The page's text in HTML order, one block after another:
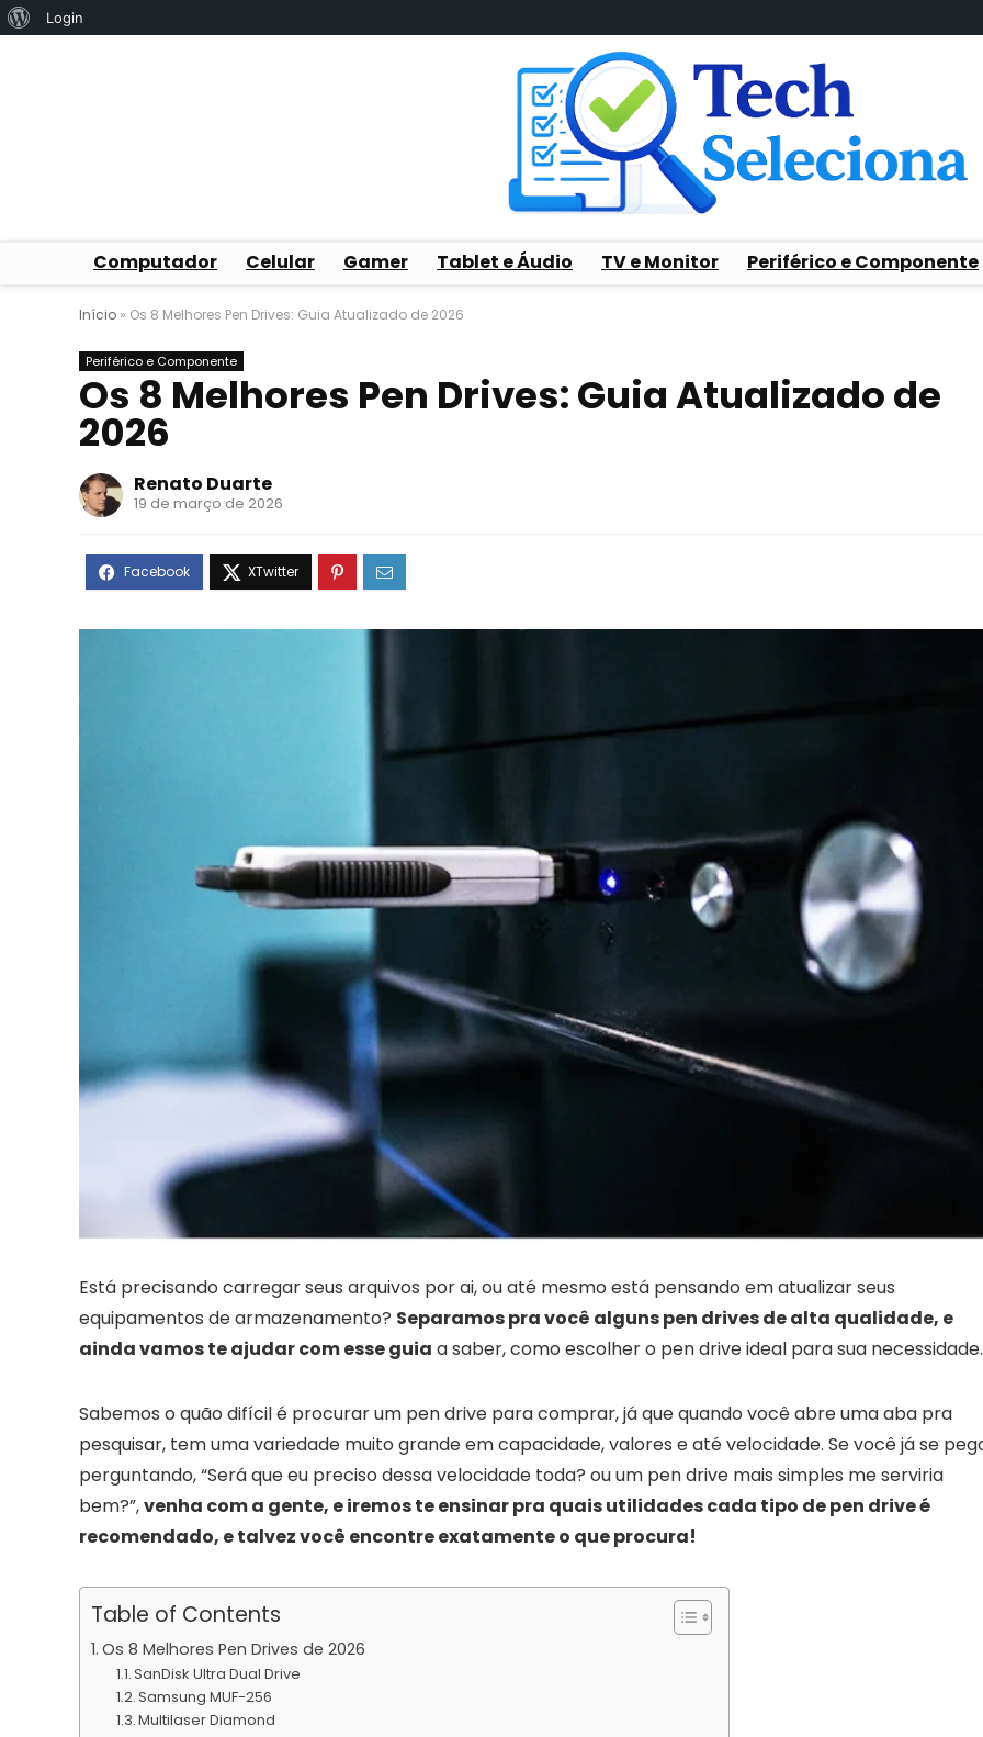
Sobre
Login
Computador Celular Gamer Tablet e Áudio TV e Monitor Periférico e Componente
Início » Os 8 Melhores Pen Drives: Guia Atualizado de 2026
Periférico e Componente
Os 8 Melhores Pen Drives: Guia Atualizado de
2026
Renato Duarte
19 de março de 2026
Está precisando carregar seus arquivos por ai, ou até mesmo está pensando em atualizar seus
equipamentos de armazenamento? Separamos pra você alguns pen drives de alta qualidade, e
ainda vamos te ajudar com esse guia a saber, como escolher o pen drive ideal para sua necessidade.
Sabemos o quão difícil é procurar um pen drive para comprar, já que quando você abre uma aba pra
pesquisar, tem uma variedade muito grande em capacidade, valores e até velocidade. Se você já se
perguntando, “Será que eu preciso dessa velocidade toda? ou um pen drive mais simples me serviria
bem?”,venha com a gente, e iremos te ensinar pra quais utilidades cada tipo de pen drive é
recomendado, e talvez você encontre exatamente o que procura!
Table of Contents
Os 8 Melhores Pen Drives de 2026
SanDisk Ultra Dual Drive
Samsung MUF-256
Multilaser Diamond